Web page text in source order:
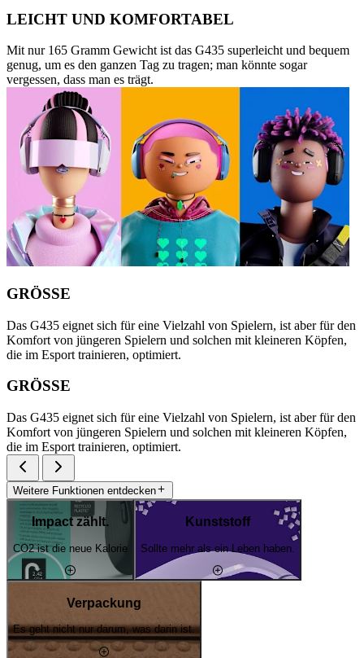
LEICHT UND KOMFORTABEL
Mit nur 165 Gramm Gewicht ist das G435 superleicht und bequem
genug, um es den ganzen Tag zu tragen; man könnte sogar
vergessen, dass man es trägt.
GRÖSSE
Das G435 eignet sich für eine Vielzahl von Spielern, ist aber für den
Komfort von jüngeren Spielern und solchen mit kleineren Köpfen,
die im Esport trainieren, optimiert.
GRÖSSE
Das G435 eignet sich für eine Vielzahl von Spielern, ist aber für den
Komfort von jüngeren Spielern und solchen mit kleineren Köpfen,
die im Esport trainieren, optimiert.
Weitere Funktionen entdecken
Impact zählt.
CO2 ist die neue Kalorie
Kunststoff
Sollte mehr als ein Leben haben.
Verpackung
Es geht nicht nur darum, was darin ist.